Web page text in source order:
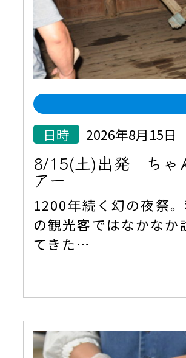
日時
2026年8月15日
8/15(土)出発 ちゃ
アー
1200年続く幻の夜祭
の観光客ではなかな
てきた…